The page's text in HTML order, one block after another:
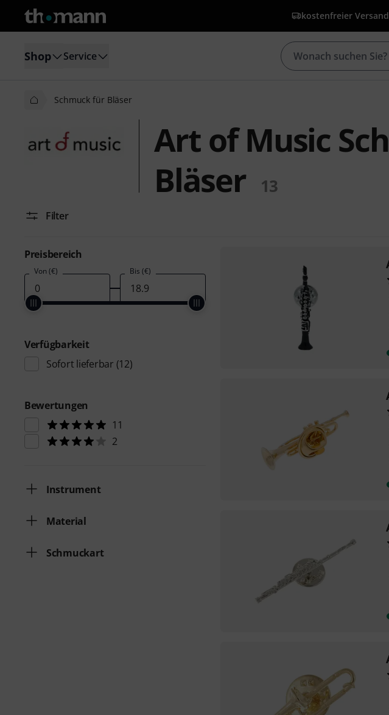
kostenfreier
Shop Service
Schmuck für Bläser
Art of Music
Bläser
13
Filter
Preisbereich
Von (€) Bis (€)
Verfügbarkeit
Sofort lieferbar (12)
Bewertungen
11
2
Instrument
Material
Schmuckart